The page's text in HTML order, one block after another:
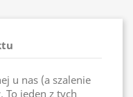
u nas (a szalenie
To jeden z tych